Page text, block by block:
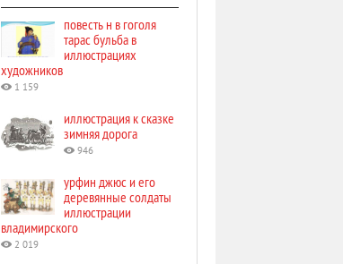
повесть н в гоголя
тарас бульба в
иллюстрациях
художников
1 159
иллюстрация к сказке
зимняя дорога
946
урфин джюс и его
деревянные солдаты
иллюстрации
владимирского
2 019